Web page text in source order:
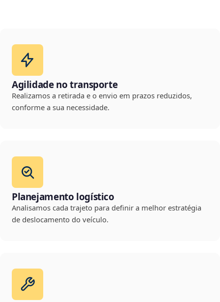
Agilidade no transporte
Realizamos a retirada e o envio em prazos reduzidos,
conforme a sua necessidade.
Planejamento logístico
Analisamos cada trajeto para definir a melhor estratégia
de deslocamento do veículo.